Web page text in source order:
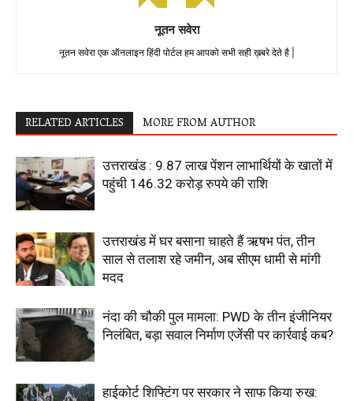
नूतन सवेरा
नूतन सवेरा एक ऑनलाइन हिंदी पोर्टल हम आपको सभी सही ख़बरे देते है |
RELATED ARTICLES MORE FROM AUTHOR
उत्तराखंड : 9.87 लाख पेंशन लाभार्थियों के खातों में
पहुंची 146.32 करोड़ रुपये की राशि
उत्तराखंड में घर बसाना चाहते हैं ऋषभ पंत, तीन
साल से तलाश रहे जमीन, अब सीएम धामी से मांगी
मदद
नंदा की चौकी पुल मामला: PWD के तीन इंजीनियर
निलंबित, बड़ा सवाल निर्माण एजेंसी पर कार्रवाई कब?
हाईकोर्ट शिफ्टिंग पर सरकार ने साफ किया रुख: